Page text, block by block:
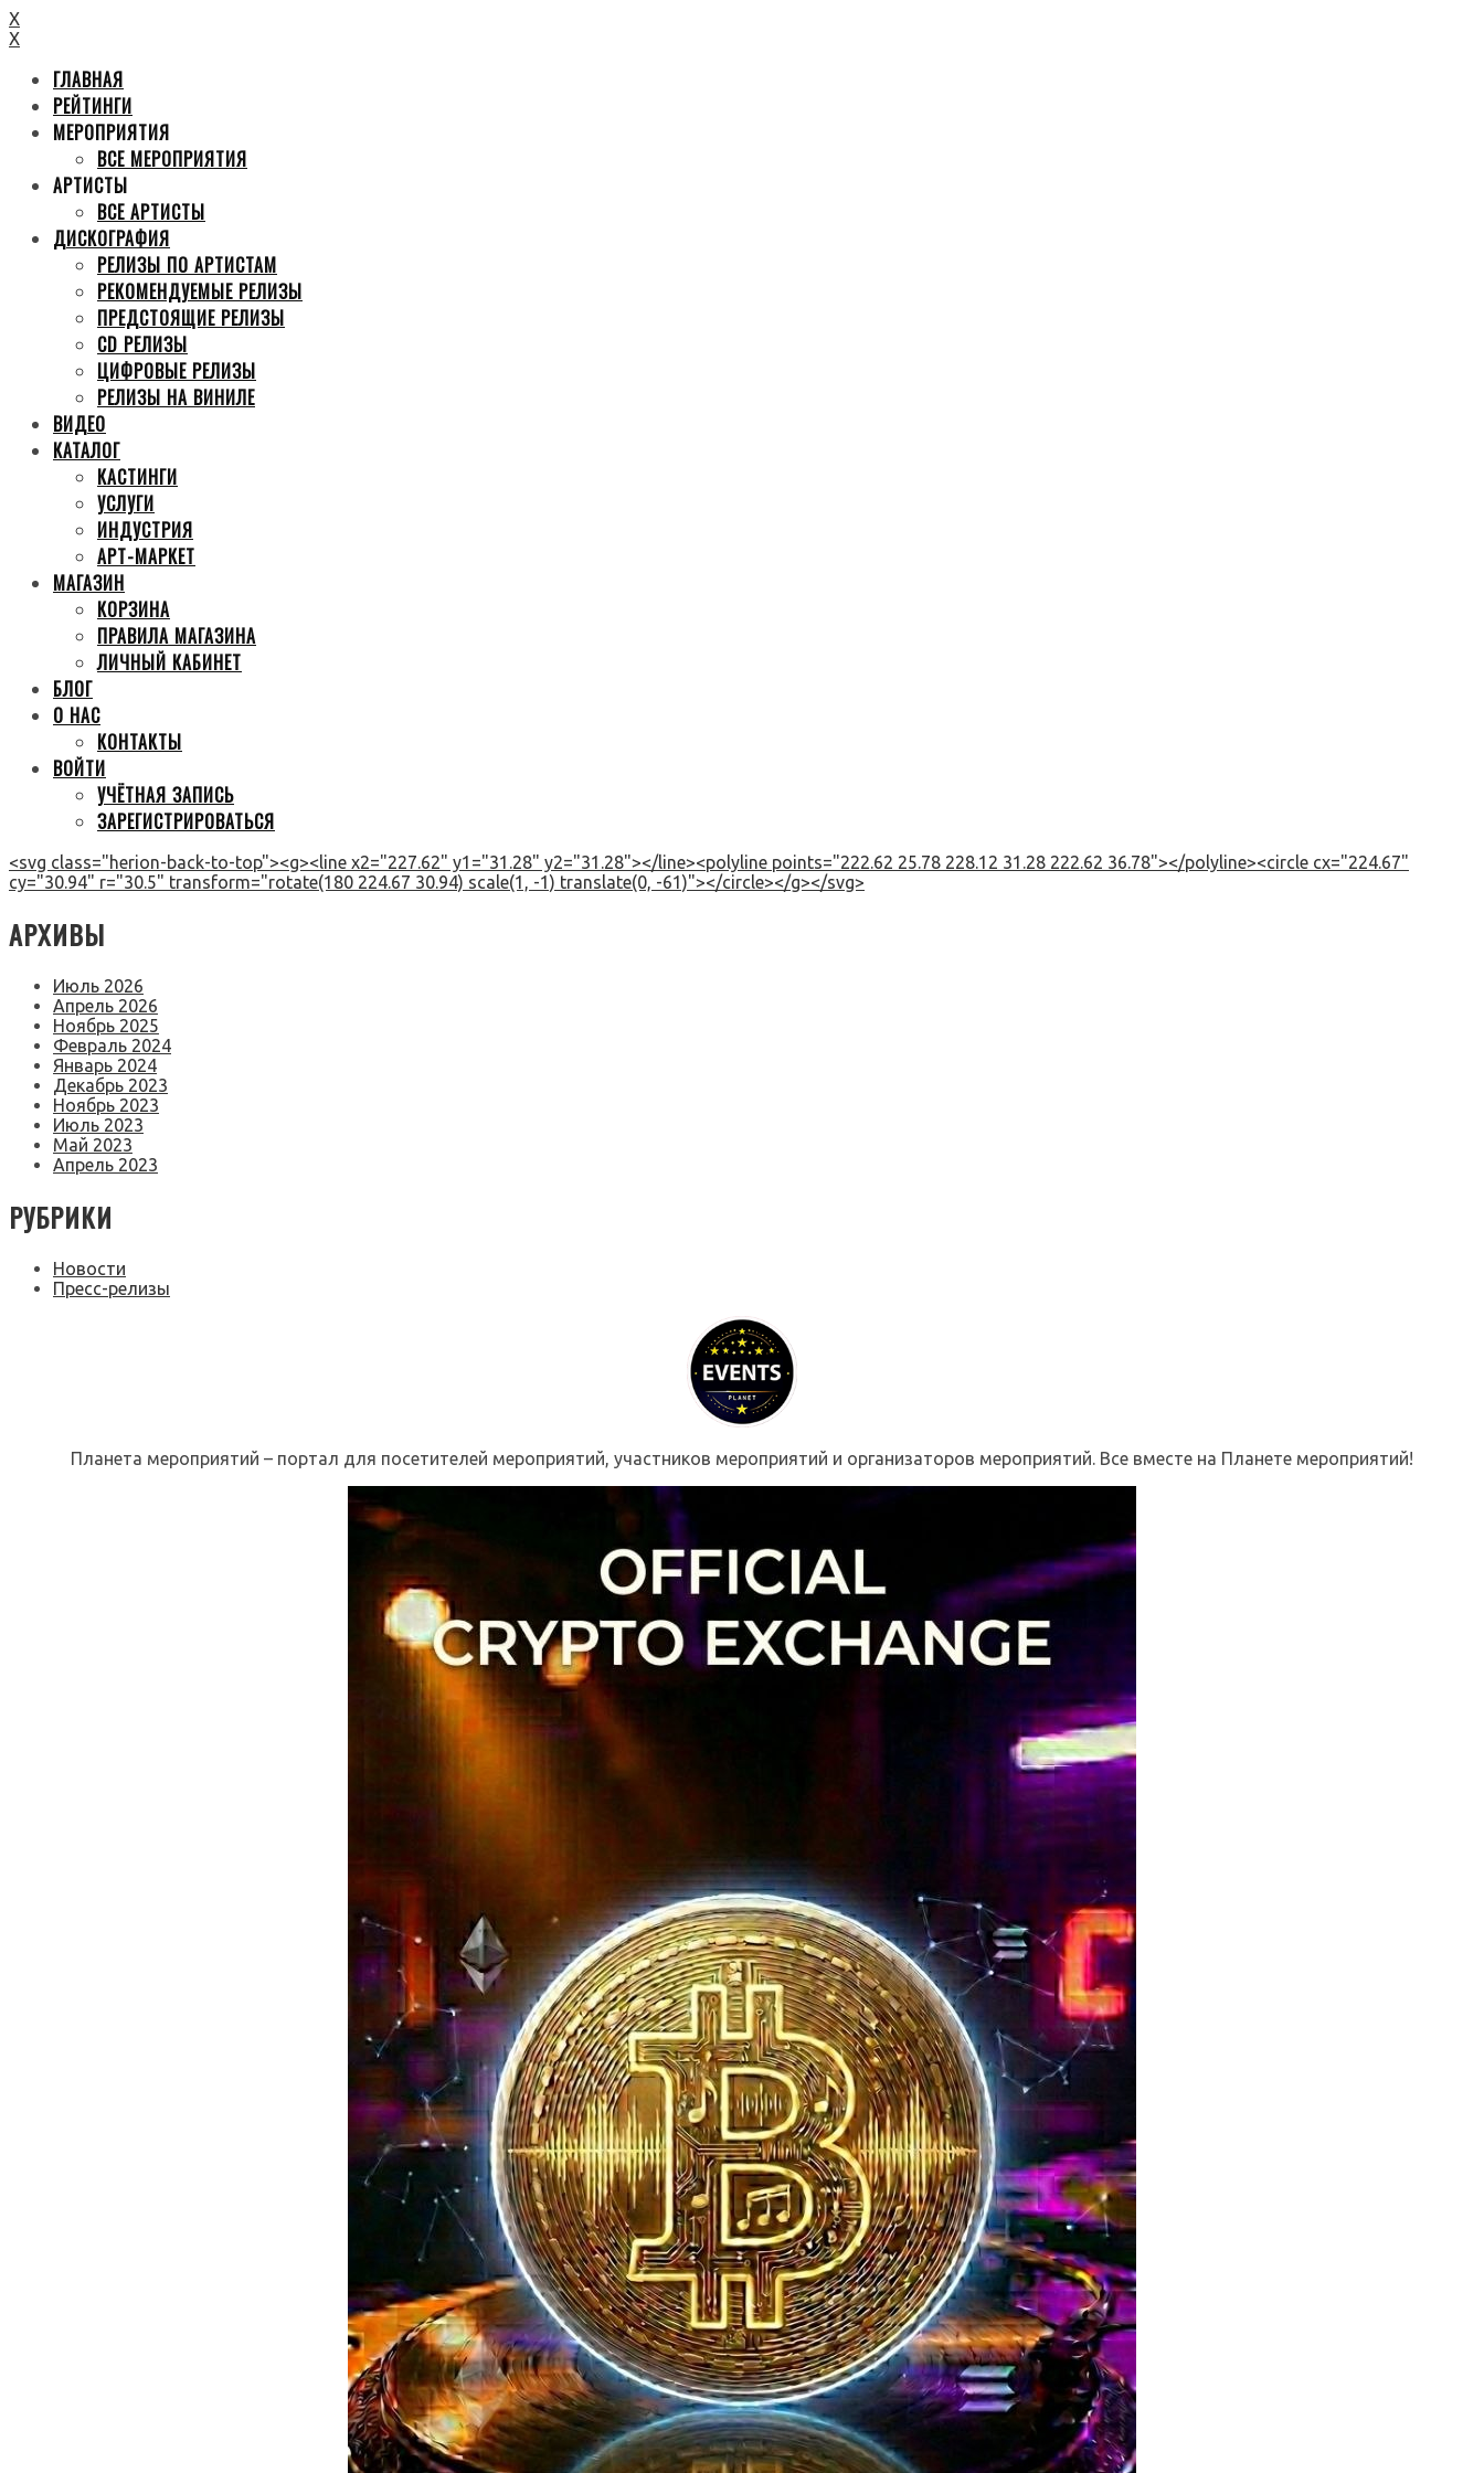
X
X
ГЛАВНАЯ
РЕЙТИНГИ
МЕРОПРИЯТИЯ
ВСЕ МЕРОПРИЯТИЯ
АРТИСТЫ
ВСЕ АРТИСТЫ
ДИСКОГРАФИЯ
РЕЛИЗЫ ПО АРТИСТАМ
РЕКОМЕНДУЕМЫЕ РЕЛИЗЫ
ПРЕДСТОЯЩИЕ РЕЛИЗЫ
CD РЕЛИЗЫ
ЦИФРОВЫЕ РЕЛИЗЫ
РЕЛИЗЫ НА ВИНИЛЕ
ВИДЕО
КАТАЛОГ
КАСТИНГИ
УСЛУГИ
ИНДУСТРИЯ
АРТ-МАРКЕТ
МАГАЗИН
КОРЗИНА
ПРАВИЛА МАГАЗИНА
ЛИЧНЫЙ КАБИНЕТ
БЛОГ
О НАС
КОНТАКТЫ
ВОЙТИ
УЧЁТНАЯ ЗАПИСЬ
ЗАРЕГИСТРИРОВАТЬСЯ
<svg class="herion-back-to-top"><g><line x2="227.62" y1="31.28" y2="31.28"></line><polyline points="222.62 25.78 228.12 31.28 222.62 36.78"></polyline><circle cx="224.67"
cy="30.94" r="30.5" transform="rotate(180 224.67 30.94) scale(1, -1) translate(0, -61)"></circle></g></svg>
АРХИВЫ
Июль 2026
Апрель 2026
Ноябрь 2025
Февраль 2024
Январь 2024
Декабрь 2023
Ноябрь 2023
Июль 2023
Май 2023
Апрель 2023
РУБРИКИ
Новости
Пресс-релизы
Планета мероприятий – портал для посетителей мероприятий, участников мероприятий и организаторов мероприятий. Все вместе на Планете мероприятий!